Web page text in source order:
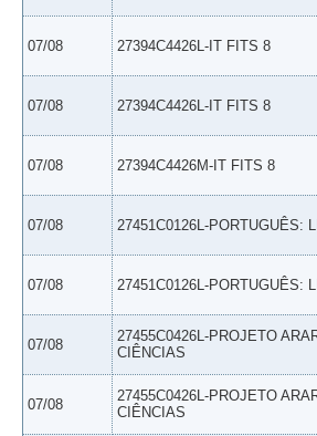
07/08 27394C4426L-IT FITS 8
07/08 27394C4426L-IT FITS 8
07/08 27394C4426M-IT FITS 8
07/08 27451C0126L-PORTUGUÊS:
07/08 27451C0126L-PORTUGUÊS:
07/08
27455C0426L-PROJETO
CIÊNCIAS
07/08
27455C0426L-PROJETO
CIÊNCIAS